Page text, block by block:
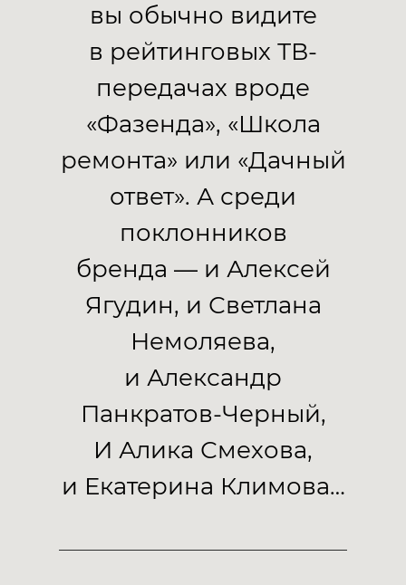
вы обычно видите
в рейтинговых ТВ-
передачах вроде
«Фазенда», «Школа
ремонта» или «Дачный
ответ». А среди
поклонников
бренда — и Алексей
Ягудин, и Светлана
Немоляева,
и Александр
Панкратов-Черный,
И Алика Смехова,
и Екатерина Климова…